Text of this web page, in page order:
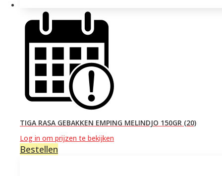
TIGA RASA GEBAKKEN EMPING MELINDJO 150GR (20)
Log in om prijzen te bekijken
Bestellen